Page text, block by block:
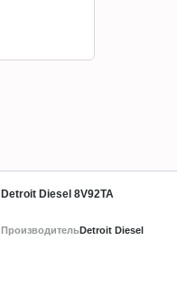
Detroit Diesel 8V92TA
ПроизводительDetroit Diesel